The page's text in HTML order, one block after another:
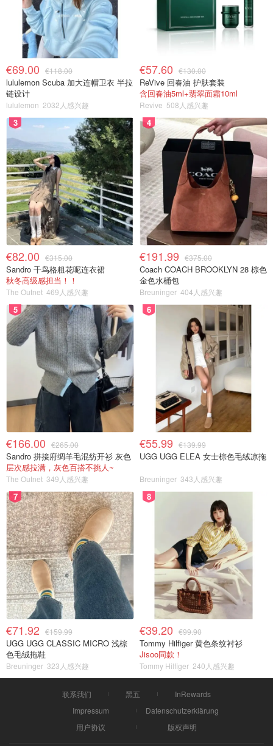
€69.00 €118.00
lululemon Scuba 加大连帽卫衣 半拉
链设计
lululemon 2032人感兴趣
€57.60 €130.00
ReVive 回春油 护肤套装
含回春油5ml+翡翠面霜10ml
Revive 508人感兴趣
3
€82.00 €315.00
Sandro 千鸟格粗花呢连衣裙
秋冬高级感担当！！
The Outnet 469人感兴趣
4
€191.99 €375.00
Coach COACH BROOKLYN 28 棕色
金色水桶包
Breuninger 404人感兴趣
5
€166.00 €265.00
Sandro 拼接府绸羊毛混纺开衫 灰色
层次感拉满，灰色百搭不挑人~
The Outnet 349人感兴趣
6
€55.99 €139.99
UGG UGG ELEA 女士棕色毛绒凉拖
Breuninger 343人感兴趣
7
€71.92 €159.99
UGG UGG CLASSIC MICRO 浅棕
色毛绒拖鞋
Breuninger 323人感兴趣
8
€39.20 €99.90
Tommy Hilfiger 黄色条纹衬衫
Jisoo同款！
Tommy Hilfiger 240人感兴趣
联系我们 黑五
InRewards
Impressum
Datenschutzerklärung
用户协议
版权声明